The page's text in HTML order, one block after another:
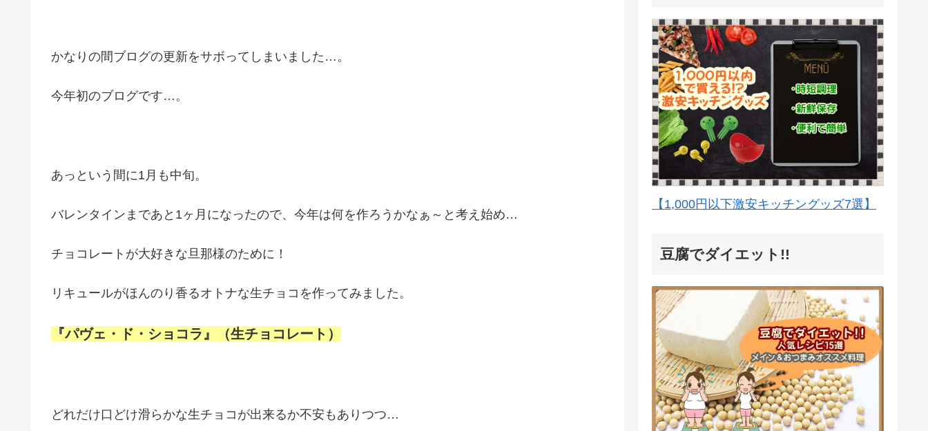
かなりの間ブログの更新をサボってしまいました…。
今年初のブログです…。
あっという間に1月も中旬。
バレンタインまであと1ヶ月になったので、今年は何を作ろうかなぁ～と考え始め…
チョコレートが大好きな旦那様のために！
リキュールがほんのり香るオトナな生チョコを作ってみました。
『パヴェ・ド・ショコラ』（生チョコレート）
どれだけ口どけ滑らかな生チョコが出来るか不安もありつつ…
【1,000円以下激安キッチングッズ7選】
豆腐でダイエット!!